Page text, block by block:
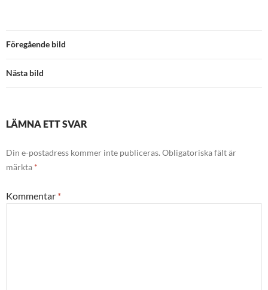
Föregående bild
Nästa bild
LÄMNA ETT SVAR
Din e-postadress kommer inte publiceras. Obligatoriska fält är
märkta *
Kommentar *